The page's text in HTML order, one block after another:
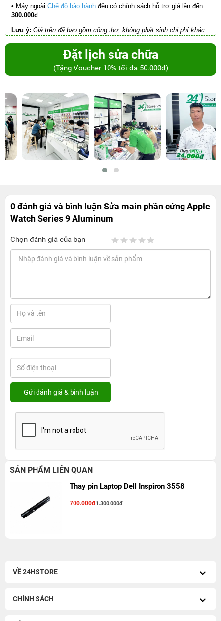
• Máy ngoài Chế độ bảo hành đều có chính sách hỗ trợ giá lên đến
300.000đ
Lưu ý: Giá trên đã bao gồm công thợ, không phát sinh chi phí khác
Đặt lịch sửa chữa
(Tặng Voucher 10% tối đa 50.000đ)
0 đánh giá và bình luậnSửa main phần cứng Apple
Watch Series 9 Aluminum
Chọn đánh giá của bạn
SẢN PHẨM LIÊN QUAN
Thay pin Laptop Dell Inspiron 3558
700.000đ1.300.000đ
VỀ 24HSTORE
CHÍNH SÁCH